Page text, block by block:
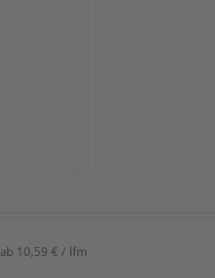
ab 10,59 € / lfm